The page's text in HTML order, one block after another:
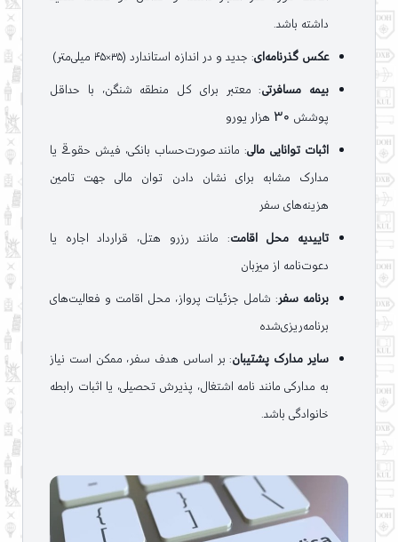
داشته باشد.
عکس گذرنامه‌ای: جدید و در اندازه استاندارد (۳۵×۴۵ میلی‌متر)
بیمه مسافرتی: معتبر برای کل منطقه شنگن، با حداقل
پوشش 30 هزار یورو
اثبات توانایی مالی: مانند صورت‌حساب بانکی، فیش حقوقی یا
مدارک مشابه برای نشان دادن توان مالی جهت تامین
هزینه‌های سفر
تاییدیه محل اقامت: مانند رزرو هتل، قرارداد اجاره یا
دعوت‌نامه از میزبان
برنامه سفر: شامل جزئیات پرواز، محل اقامت و فعالیت‌های
برنامه‌ریزی‌شده
سایر مدارک پشتیبان: بر اساس هدف سفر، ممکن است نیاز
به مدارکی مانند نامه اشتغال، پذیرش تحصیلی، یا اثبات رابطه
خانوادگی باشد.